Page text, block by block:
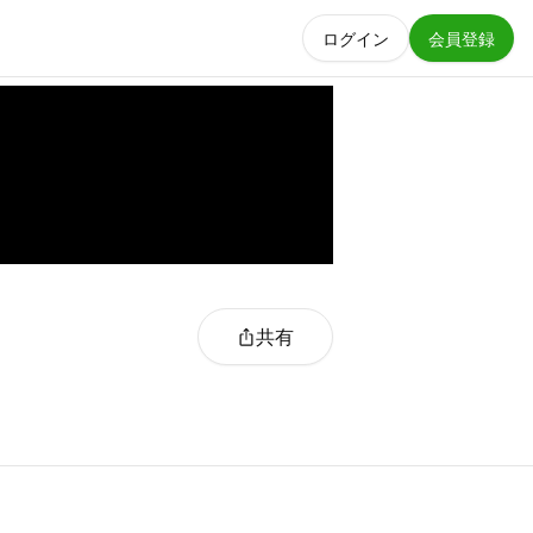
ログイン 会員登録
共有